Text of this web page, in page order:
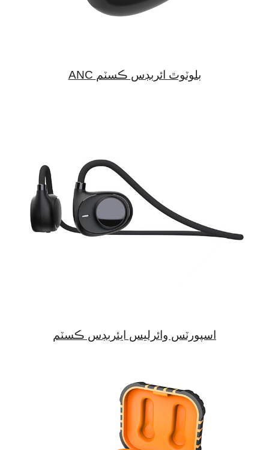
ANC بلوٽوٿ ائربڊس ڪسٽم
اسپورٽس وائرليس ايئربڊس ڪسٽم